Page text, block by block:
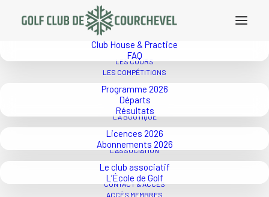
Tarifs 2026
Club House & Practice
FAQ
LES COURS
LES COMPÉTITIONS
Programme 2026
Départs
Résultats
LA BOUTIQUE
Licences 2026
Abonnements 2026
L’ASSOCIATION
Le club associatif
L’École de Golf
CONTACT & ACCÈS
ACCÈS MEMBRES